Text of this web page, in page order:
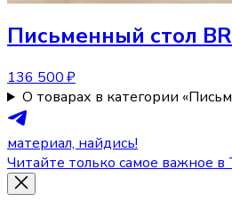
Письменный стол
136 500 ₽
О товарах в категории
материал, найдись!
Читайте только самое важное в